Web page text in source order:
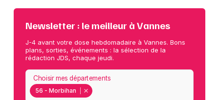
Newsletter : le meilleur à Vannes
J-4 avant votre dose hebdomadaire à Vannes. Bons
plans, sorties, événements : la sélection de la
rédaction JDS, chaque jeudi.
56 - Morbihan
Choisir mes départements